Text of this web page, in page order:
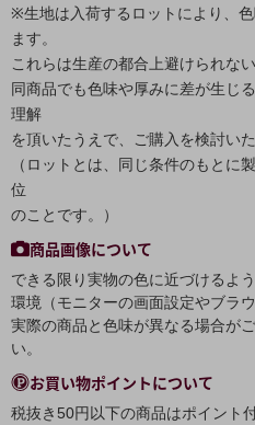
※生地は入荷するロットにより、
ます。
これらは生産の都合上避けられな
同商品でも色味や厚みに差が生じ
理解
を頂いたうえで、ご購入を検討い
（ロットとは、同じ条件のもとに
位
のことです。）
商品画像について
できる限り実物の色に近づけるよ
環境（モニターの画面設定やブラ
実際の商品と色味が異なる場合が
い。
お買い物ポイントについて
税抜き50円以下の商品はポイント